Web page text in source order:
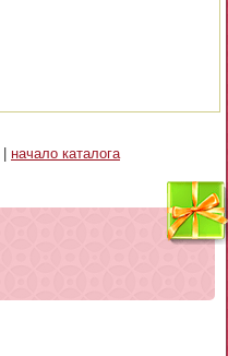
начало каталога